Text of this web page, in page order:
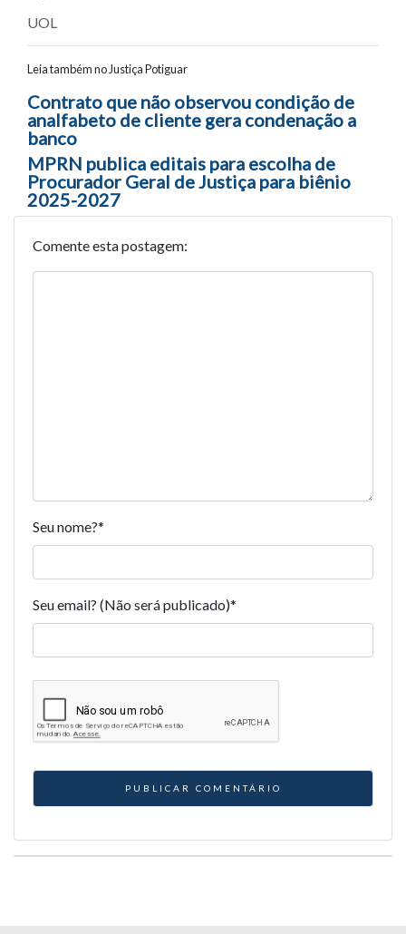
UOL
Leia também no Justiça Potiguar
Navegação entre posts
Contrato que não observou condição de
analfabeto de cliente gera condenação a
banco
MPRN publica editais para escolha de
Procurador Geral de Justiça para biênio
2025-2027
Comente esta postagem:
Seu nome?*
Seu email? (Não será publicado)*